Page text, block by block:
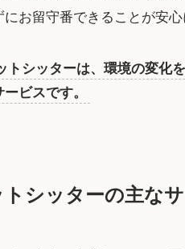
にお留守番できることが安心
トシッターは、環境の変化
ービスです。
シッターの主な